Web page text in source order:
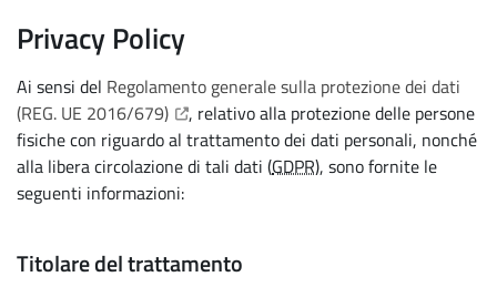
Privacy Policy
Ai sensi del Regolamento generale sulla protezione dei dati
(REG. UE 2016/679) (Apre il link in una nuova scheda)
, relativo alla protezione delle persone
fisiche con riguardo al trattamento dei dati personali, nonché
alla libera circolazione di tali dati (GDPR), sono fornite le
seguenti informazioni:
Titolare del trattamento